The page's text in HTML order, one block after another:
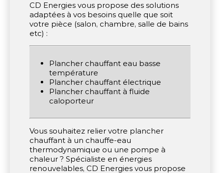
CD Energies vous propose des solutions
adaptées à vos besoins quelle que soit
votre pièce (salon, chambre, salle de bains
etc) :
Plancher chauffant eau basse
température
Plancher chauffant électrique
Plancher chauffant à fluide
caloporteur
Vous souhaitez relier votre plancher
chauffant à un chauffe-eau
thermodynamique ou une pompe à
chaleur ? Spécialiste en énergies
renouvelables, CD Energies vous propose